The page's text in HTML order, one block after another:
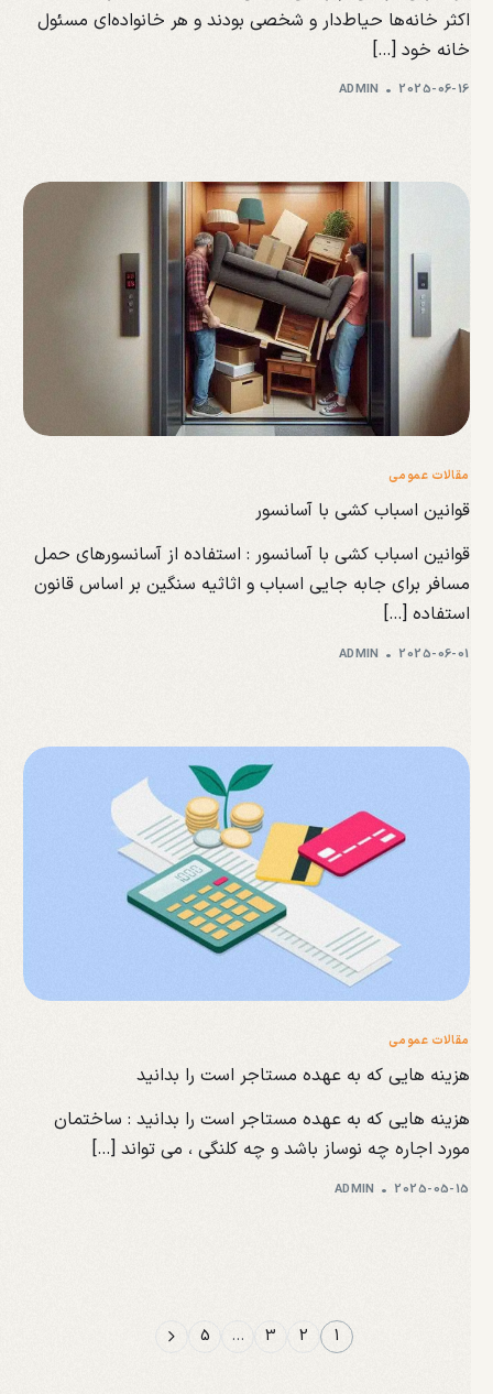
اکثر خانه‌ها حیاط‌‌دار و شخصی بودند و هر خانواده‌ای مسئول
خانه خود […]
ADMIN 2025-06-16
مقالات عمومی
قوانین اسباب کشی با آسانسور
قوانین اسباب کشی با آسانسور : استفاده از آسانسورهای حمل
مسافر برای جابه‌ جایی اسباب و اثاثیه سنگین بر اساس قانون
استفاده […]
ADMIN 2025-06-01
مقالات عمومی
هزینه هایی که به عهده مستاجر است را بدانید
هزینه هایی که به عهده مستاجر است را بدانید : ساختمان
مورد اجاره چه نوساز باشد و چه کلنگی ، می تواند […]
ADMIN 2025-05-15
2
…